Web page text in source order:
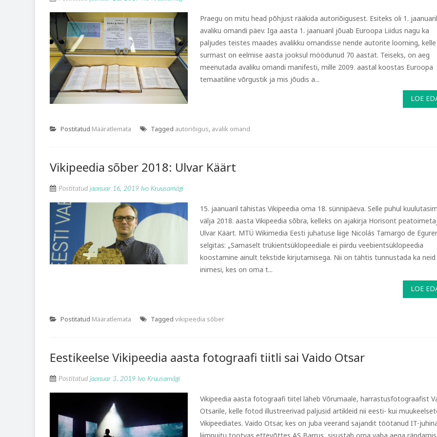
Praegu on mitu head põhjust rääkida autoriõigusest. Esiteks oli 1. jaanuaril
avaliku omandi päev. Iga aasta 1. jaanuaril jõuab Euroopa Liidus nagu ka
paljudes teistes maades avalikku omandisse nende autorite looming, kelle
surmast on eelmise aasta jooksul möödunud 70 aastat. Teiseks, on aeg
meenutada avaliku omandi manifesti, mille 2009. aastal koostas Euroopa
temaatiline võrgustik ja mis jõudis a...
LOE
Postitatud Määratlemata Tagged autoriõigus, avalik omand
Vikipeedia sõber 2018: Ulvar Käärt
Postitatud jaanuar 16, 2019 Ivo Kruusamägi
15. jaanuaril tähistas Vikipeedia oma 18. sünnipäeva. Selle puhul
välja 2018. aasta Vikipeedia sõbra, kelleks on ajakirja Horisont
Ulvar Käärt. MTÜ Wikimedia Eesti juhatuse liige Nicolás Tamargo de
selgitas: „Sarnaselt trükientsüklopeediale ei piirdu veebientsüklopeedia
koostamine ainult tekstide kirjutamisega. Nii on tähtis tunnustada ka neid
inimesi, kes on oma t...
LOE
Postitatud Määratlemata Tagged vikipeedia sõber
Eestikeelse Vikipeedia aasta fotograafi tiitli sai Vaido Otsar
Postitatud jaanuar 3, 2019 Ivo Kruusamägi
Vikipeedia aasta fotograafi tiitel läheb Võrumaale, harrastusfotograafist
Otsarile, kelle fotod illustreerivad paljusid artikleid nii eesti- kui
Vikipeediates. Vaido Otsar, kes on juba veerand sajandit töötanud IT-